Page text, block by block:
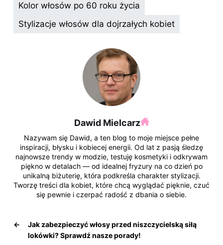
o
k
Kolor włosów po 60 roku życia
Stylizacje włosów dla dojrzałych kobiet
Dawid Mielcarz
Nazywam się Dawid, a ten blog to moje miejsce pełne
inspiracji, błysku i kobiecej energii. Od lat z pasją śledzę
najnowsze trendy w modzie, testuję kosmetyki i odkrywam
piękno w detalach — od idealnej fryzury na co dzień po
unikalną biżuterię, która podkreśla charakter stylizacji.
Tworzę treści dla kobiet, które chcą wyglądać pięknie, czuć
się pewnie i czerpać radość z dbania o siebie.
←
Jak zabezpieczyć włosy przed niszczycielską siłą
lokówki? Sprawdź nasze porady!